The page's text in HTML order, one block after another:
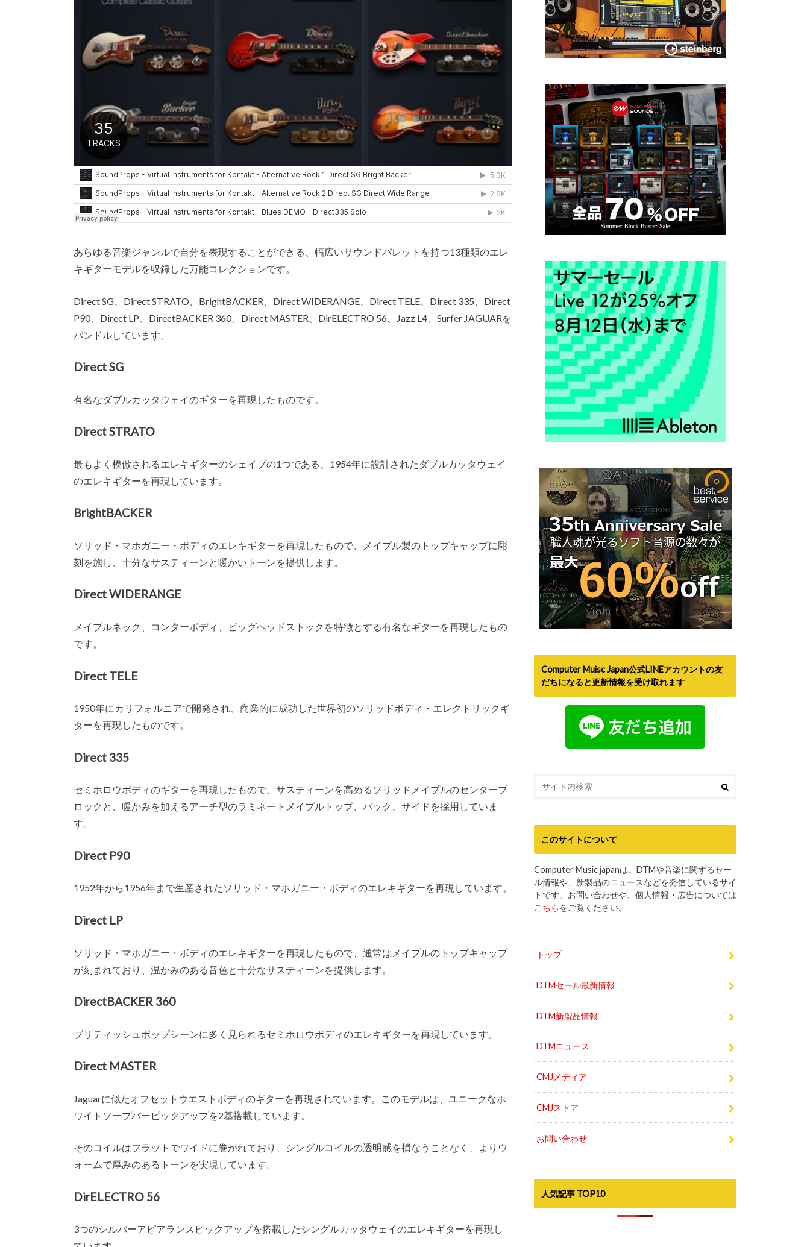
あらゆる音楽ジャンルで自分を表現することができる、幅広いサウンドパレットを持つ13種類のエレ
キギターモデルを収録した万能コレクションです。
Direct SG、Direct STRATO、BrightBACKER、Direct WIDERANGE、Direct TELE、Direct 335、Direct
P90、Direct LP、DirectBACKER 360、Direct MASTER、DirELECTRO 56、Jazz L4、Surfer JAGUARを
バンドルしています。
Direct SG
有名なダブルカッタウェイのギターを再現したものです。
Direct STRATO
最もよく模倣されるエレキギターのシェイプの1つである、1954年に設計されたダブルカッタウェイ
のエレキギターを再現しています。
BrightBACKER
ソリッド・マホガニー・ボディのエレキギターを再現したもので、メイプル製のトップキャップに彫
刻を施し、十分なサスティーンと暖かいトーンを提供します。
Direct WIDERANGE
メイプルネック、コンターボディ、ビッグヘッドストックを特徴とする有名なギターを再現したもの
です。
Direct TELE
1950年にカリフォルニアで開発され、商業的に成功した世界初のソリッドボディ・エレクトリックギ
ターを再現したものです。
Direct 335
セミホロウボディのギターを再現したもので、サスティーンを高めるソリッドメイプルのセンターブ
ロックと、暖かみを加えるアーチ型のラミネートメイプルトップ、バック、サイドを採用していま
す。
Direct P90
1952年から1956年まで生産されたソリッド・マホガニー・ボディのエレキギターを再現しています。
Direct LP
ソリッド・マホガニー・ボディのエレキギターを再現したもので、通常はメイプルのトップキャップ
が刻まれており、温かみのある音色と十分なサスティーンを提供します。
DirectBACKER 360
ブリティッシュポップシーンに多く見られるセミホロウボディのエレキギターを再現しています。
Direct MASTER
Jaguarに似たオフセットウエストボディのギターを再現されています。このモデルは、ユニークなホ
ワイトソープバーピックアップを2基搭載しています。
そのコイルはフラットでワイドに巻かれており、シングルコイルの透明感を損なうことなく、よりウ
ォームで厚みのあるトーンを実現しています。
DirELECTRO 56
3つのシルバーアピアランスピックアップを搭載したシングルカッタウェイのエレキギターを再現し
Computer Music japanは、DTMや音楽に関するセー
こちらをご覧ください。
DTMセール最新情報
DTM新製品情報
DTMニュース
CMJメディア
CMJストア
お問い合わせ